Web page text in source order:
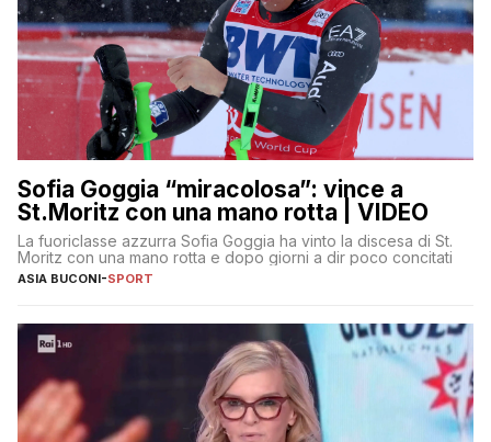
Sofia Goggia “miracolosa”: vince a
St.Moritz con una mano rotta | VIDEO
La fuoriclasse azzurra Sofia Goggia ha vinto la discesa di St.
Moritz con una mano rotta e dopo giorni a dir poco concitati
ASIA BUCONI-SPORT